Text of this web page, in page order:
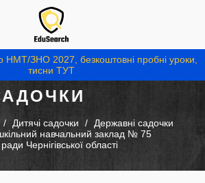
НМТ/ЗНО 2027, безкоштовні пробні уроки,
тисни ТУТ
Дитячі садочки
Державні садочки
навчальний заклад № 75
ради Чернігівської області